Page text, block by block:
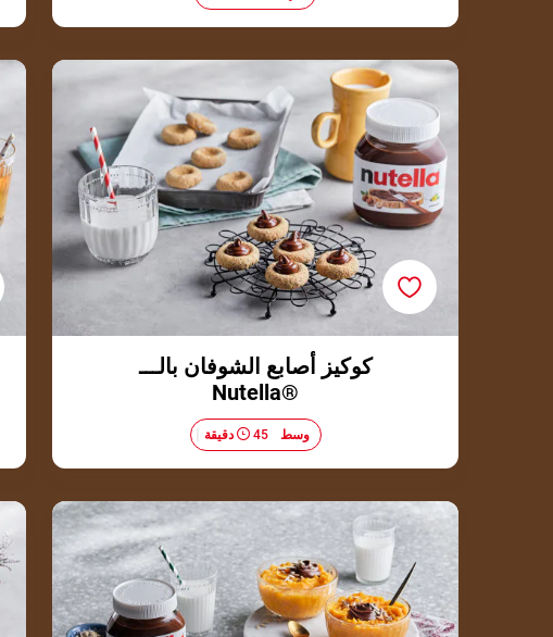
كوكيز أصابع الشوفان بالـــ ®Nutella
كوكيز أصابع الشوفان بالـــ
®Nutella
وسط​ 45 دقيقة
بطاطا حلوة مهروسة مع ®Nutella